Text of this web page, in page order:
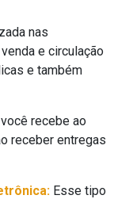
nas
e circulação
e também
recebe ao
receber entregas
Esse tipo